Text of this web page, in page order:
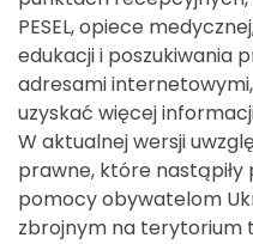
PESEL, opiece
edukacji i poszukiwania
adresami
uzyskać więcej
W aktualnej wersji
prawne, które nastąpiły
pomocy obywatelom
zbrojnym na terytorium